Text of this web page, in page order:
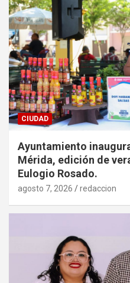
CIUDAD
Ayuntamiento
Mérida, edición de
Eulogio Rosado.
agosto 7, 2026 redaccion